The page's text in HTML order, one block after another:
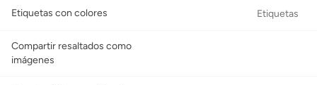
Etiquetas con colores Etiquetas
Compartir resaltados como
imágenes